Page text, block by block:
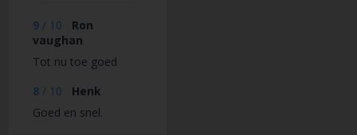
9 / 10
Ron
vaughan
Tot nu toe goed
8 / 10
Henk
Goed en snel.